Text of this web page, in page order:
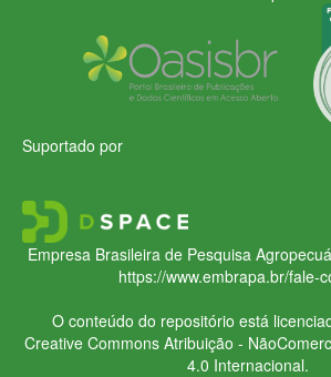
Suportado por
Empresa Brasileira de Pesquisa
https://www.embrapa.br/fale-
O conteúdo do repositório está
Creative CommonsAtribuição -
4.0 Internacional.